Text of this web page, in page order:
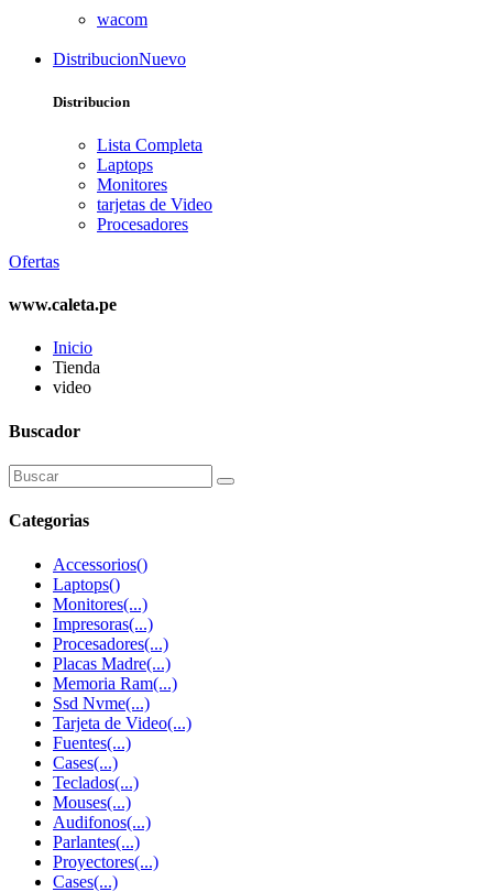
wacom
DistribucionNuevo
Distribucion
Lista Completa
Laptops
Monitores
tarjetas de Video
Procesadores
Ofertas
www.caleta.pe
Inicio
Tienda
video
Buscador
Categorias
Accessorios()
Laptops()
Monitores(...)
Impresoras(...)
Procesadores(...)
Placas Madre(...)
Memoria Ram(...)
Ssd Nvme(...)
Tarjeta de Video(...)
Fuentes(...)
Cases(...)
Teclados(...)
Mouses(...)
Audifonos(...)
Parlantes(...)
Proyectores(...)
Cases(...)